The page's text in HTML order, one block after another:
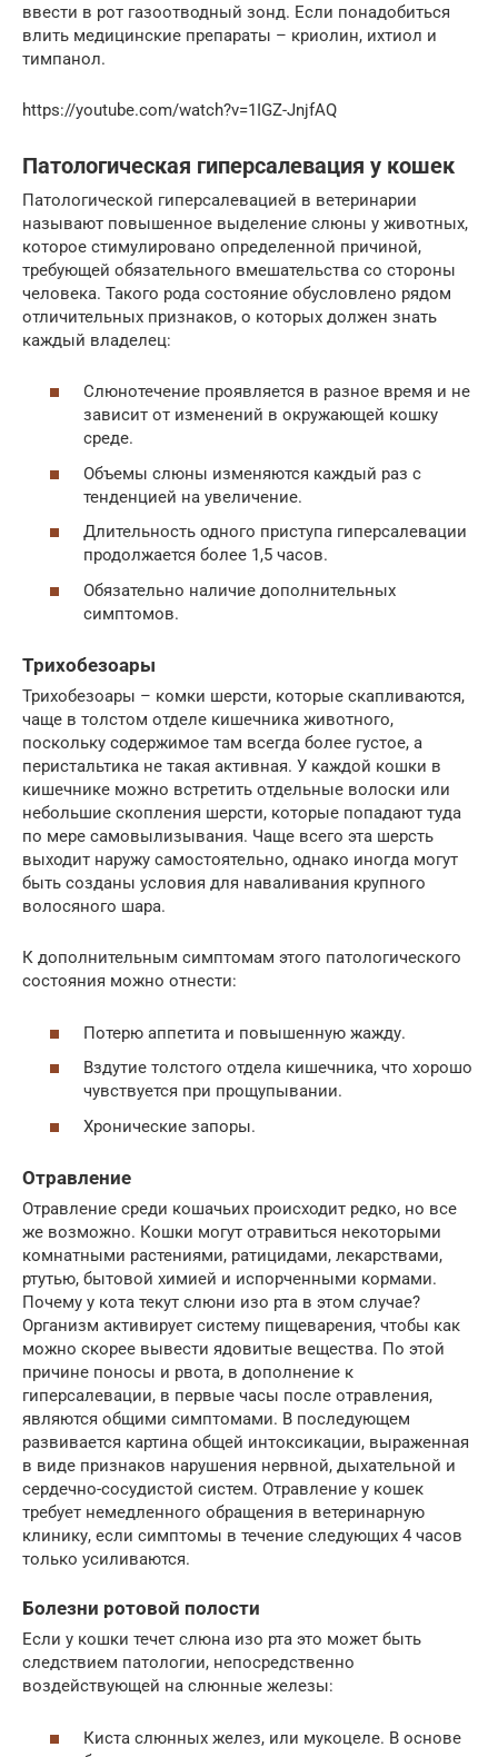
ввести в рот газоотводный зонд. Если понадобиться
влить медицинские препараты – криолин, ихтиол и
тимпанол.
https://youtube.com/watch?v=1IGZ-JnjfAQ
Патологическая гиперсалевация у кошек
Патологической гиперсалевацией в ветеринарии
называют повышенное выделение слюны у животных,
которое стимулировано определенной причиной,
требующей обязательного вмешательства со стороны
человека. Такого рода состояние обусловлено рядом
отличительных признаков, о которых должен знать
каждый владелец:
Слюнотечение проявляется в разное время и не
зависит от изменений в окружающей кошку
среде.
Объемы слюны изменяются каждый раз с
тенденцией на увеличение.
Длительность одного приступа гиперсалевации
продолжается более 1,5 часов.
Обязательно наличие дополнительных
симптомов.
Трихобезоары
Трихобезоары – комки шерсти, которые скапливаются,
чаще в толстом отделе кишечника животного,
поскольку содержимое там всегда более густое, а
перистальтика не такая активная. У каждой кошки в
кишечнике можно встретить отдельные волоски или
небольшие скопления шерсти, которые попадают туда
по мере самовылизывания. Чаще всего эта шерсть
выходит наружу самостоятельно, однако иногда могут
быть созданы условия для наваливания крупного
волосяного шара.
К дополнительным симптомам этого патологического
состояния можно отнести:
Потерю аппетита и повышенную жажду.
Вздутие толстого отдела кишечника, что хорошо
чувствуется при прощупывании.
Хронические запоры.
Отравление
Отравление среди кошачьих происходит редко, но все
же возможно. Кошки могут отравиться некоторыми
комнатными растениями, ратицидами, лекарствами,
ртутью, бытовой химией и испорченными кормами.
Почему у кота текут слюни изо рта в этом случае?
Организм активирует систему пищеварения, чтобы как
можно скорее вывести ядовитые вещества. По этой
причине поносы и рвота, в дополнение к
гиперсалевации, в первые часы после отравления,
являются общими симптомами. В последующем
развивается картина общей интоксикации, выраженная
в виде признаков нарушения нервной, дыхательной и
сердечно-сосудистой систем. Отравление у кошек
требует немедленного обращения в ветеринарную
клинику, если симптомы в течение следующих 4 часов
только усиливаются.
Болезни ротовой полости
Если у кошки течет слюна изо рта это может быть
следствием патологии, непосредственно
воздействующей на слюнные железы:
Киста слюнных желез, или мукоцеле. В основе